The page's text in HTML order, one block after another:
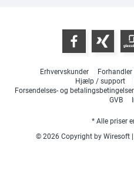
Erhvervskunder Forhandler
Hjælp / support
Forsendelses- og betalingsbetingelser
GVB
* Alle priser
© 2026 Copyright by Wiresoft